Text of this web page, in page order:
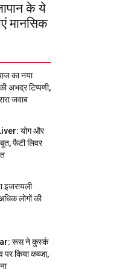
के ये
मानसिक
का नया
अभद्र टिप्पणी,
जवाब
योग और
फैटी लिवर
इजरायली
लोगों की
रूस ने कुर्स्क
पर किया कब्जा,